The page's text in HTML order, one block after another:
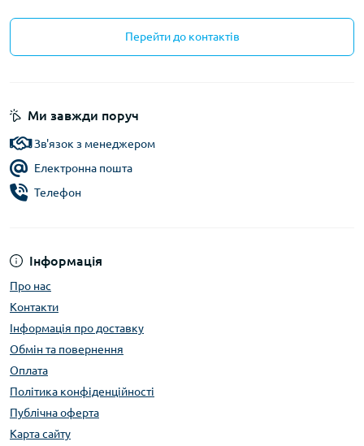
Перейти до контактів
Інформація
Про нас
Контакти
Інформація про доставку
Обмін та повернення
Оплата
Політика конфіденційності
Публічна оферта
Карта сайту
Ми завжди поруч
Зв'язок з менеджером
Електронна пошта
Телефон